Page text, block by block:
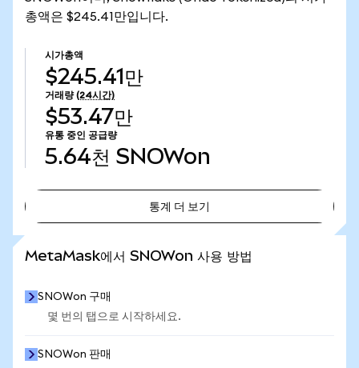
총액은 $245.41만입니다.
시가총액
$245.41만
거래량 (24시간)
$53.47만
유통 중인 공급량
5.64천 SNOWon
통계 더 보기
MetaMask에서 SNOWon 사용 방법
SNOWon 구매
몇 번의 탭으로 시작하세요.
SNOWon 판매